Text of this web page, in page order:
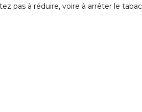
pas à réduire, voire à arrêter le